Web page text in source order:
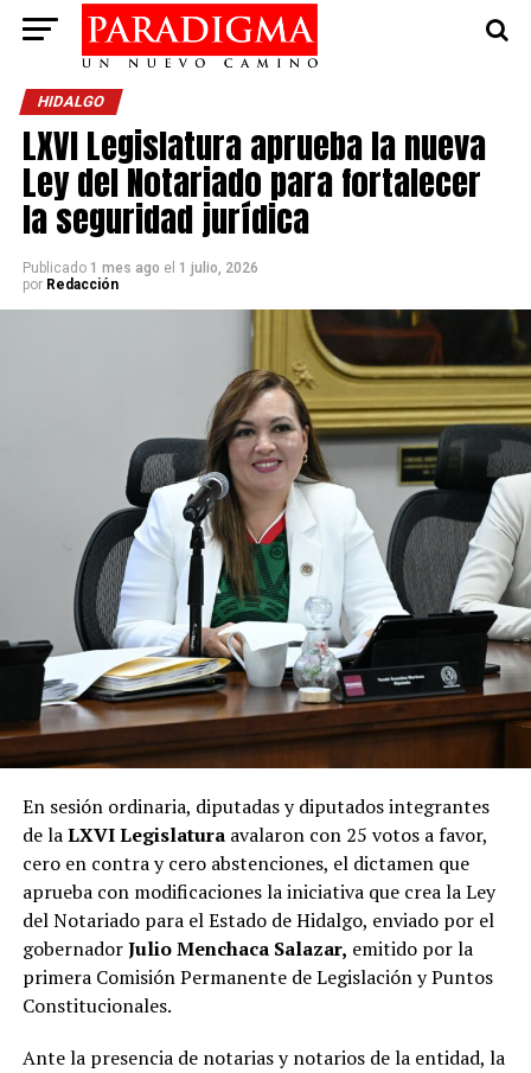
HIDALGO
LXVI Legislatura aprueba la nueva
Ley del Notariado para fortalecer
la seguridad jurídica
Publicado 1 mes ago el 1 julio, 2026
por Redacción
En sesión ordinaria, diputadas y diputados integrantes
de laLXVI Legislaturaavalaron con 25 votos a favor,
cero en contra y cero abstenciones, el dictamen que
aprueba con modificaciones la iniciativa que crea la Ley
del Notariado para el Estado de Hidalgo, enviado por el
gobernadorJulio Menchaca Salazar, emitido por la
primera Comisión Permanente de Legislación y Puntos
Constitucionales.
Ante la presencia de notarias y notarios de la entidad, la